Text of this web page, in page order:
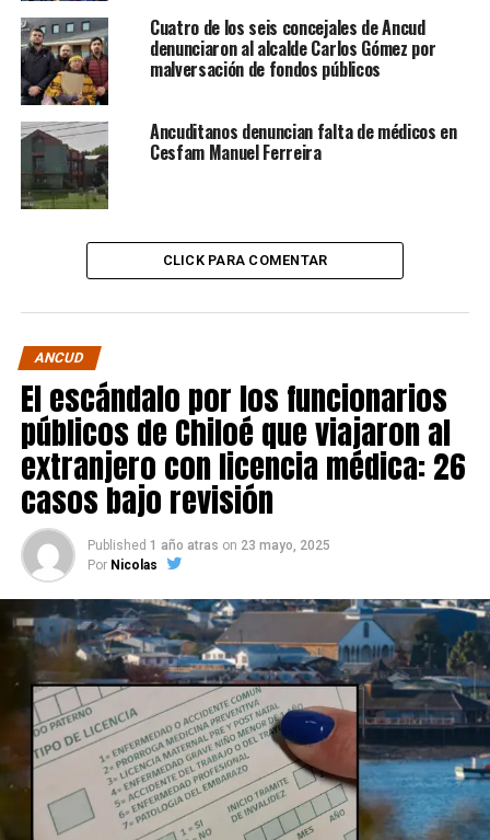
Cuatro de los seis concejales de Ancud
denunciaron al alcalde Carlos Gómez por
malversación de fondos públicos
Ancuditanos denuncian falta de médicos en
Cesfam Manuel Ferreira
CLICK PARA COMENTAR
ANCUD
El escándalo por los funcionarios
públicos de Chiloé que viajaron al
extranjero con licencia médica: 26
casos bajo revisión
Published 1 año atras on 23 mayo, 2025
Por Nicolas